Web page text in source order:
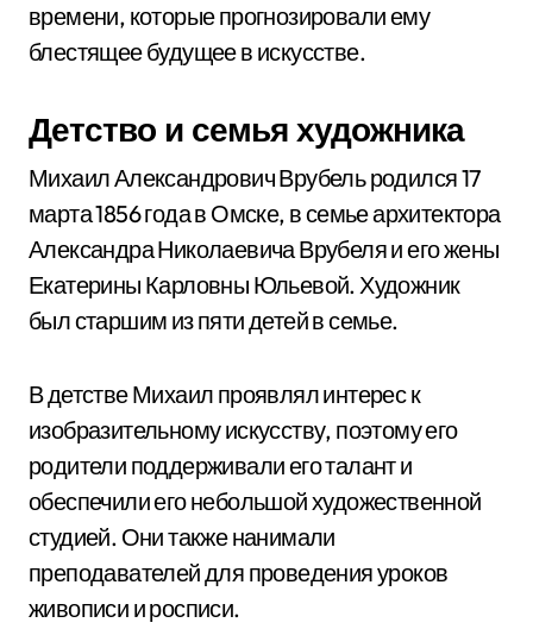
времени, которые прогнозировали ему
блестящее будущее в искусстве.
Детство и семья художника
Михаил Александрович Врубель родился 17
марта 1856 года в Омске, в семье архитектора
Александра Николаевича Врубеля и его жены
Екатерины Карловны Юльевой. Художник
был старшим из пяти детей в семье.
В детстве Михаил проявлял интерес к
изобразительному искусству, поэтому его
родители поддерживали его талант и
обеспечили его небольшой художественной
студией. Они также нанимали
преподавателей для проведения уроков
живописи и росписи.